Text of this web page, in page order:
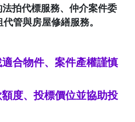
拍代標服務、仲介案件委
管與房屋修繕服務。
合物件、案件產權謹慎
度、投標價位並協助投